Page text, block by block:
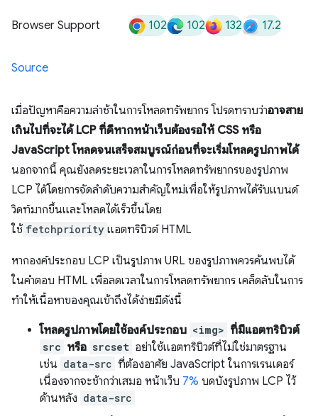
Browser Support 102 102 132 17.2
Source
เมื่อปัญหาคือความล่าช้าในการโหลดทรัพยากร โปรดทราบว่าอาจสาย
เกินไปที่จะได้ LCP ที่ดีหากหน้าเว็บต้องรอให้ CSS หรือ
JavaScript โหลดจนเสร็จสมบูรณ์ก่อนที่จะเริ่มโหลดรูปภาพได้
นอกจากนี้ คุณยังลดระยะเวลาในการโหลดทรัพยากรของรูปภาพ
LCP ได้โดยการจัดลําดับความสําคัญใหม่เพื่อให้รูปภาพได้รับแบนด์
วิดท์มากขึ้นและโหลดได้เร็วขึ้นโดย
ใช้ fetchpriority แอตทริบิวต์ HTML
หากองค์ประกอบ LCP เป็นรูปภาพ URL ของรูปภาพควรค้นพบได้
ในคำตอบ HTML เพื่อลดเวลาในการโหลดทรัพยากร เคล็ดลับในการ
ทำให้เนื้อหาของคุณเข้าถึงได้ง่ายมีดังนี้
โหลดรูปภาพโดยใช้องค์ประกอบ <img> ที่มีแอตทริบิวต์
src หรือ srcset อย่าใช้แอตทริบิวต์ที่ไม่ใช่มาตรฐาน
เช่น data-src ที่ต้องอาศัย JavaScript ในการเรนเดอร์
เนื่องจากจะช้ากว่าเสมอ หน้าเว็บ 7% บดบังรูปภาพ LCP ไว้
ด้านหลัง data-src